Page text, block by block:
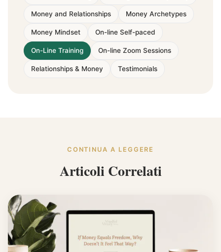
Money and Relationships Money Archetypes
Money Mindset On-line Self-paced
On-Line Training On-line Zoom Sessions
Relationships & Money Testimonials
CONTINUA A LEGGERE
Articoli Correlati